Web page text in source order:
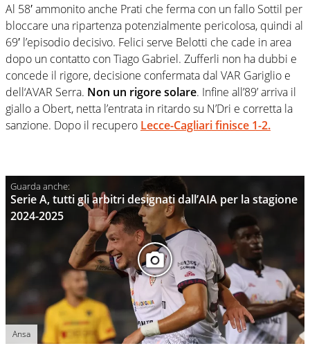
Al 58′ ammonito anche Prati che ferma con un fallo Sottil per
bloccare una ripartenza potenzialmente pericolosa, quindi al
69′ l’episodio decisivo. Felici serve Belotti che cade in area
dopo un contatto con Tiago Gabriel. Zufferli non ha dubbi e
concede il rigore, decisione confermata dal VAR Gariglio e
dell‘AVAR Serra. Non un rigore solare. Infine all’89’ arriva il
giallo a Obert, netta l’entrata in ritardo su N’Dri e corretta la
sanzione. Dopo il recupero Lecce-Cagliari finisce 1-2.
Serie A, tutti gli arbitri designati dall’AIA per la stagione
2024-2025
Ansa